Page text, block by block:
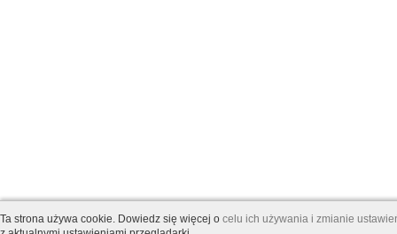
Ta strona używa cookie. Dowiedz się więcej o celu ich używania i zmianie